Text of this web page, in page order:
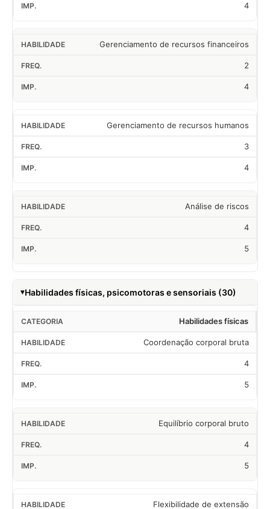
4
Gerenciamento de recursos financeiros
2
4
Gerenciamento de recursos humanos
3
4
Análise de riscos
4
5
Habilidades físicas, psicomotoras e sensoriais (30)
Habilidades físicas
Coordenação corporal bruta
4
5
Equilíbrio corporal bruto
4
5
Flexibilidade de extensão